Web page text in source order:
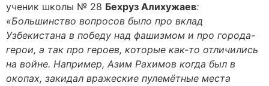
ученик школы № 28 Бехруз Алихужаев:
«Большинство вопросов было про вклад
Узбекистана в победу над фашизмом и про города-
герои, а так про героев, которые как-то отличились
на войне. Например, Азим Рахимов когда был в
окопах, закидал вражеские пулемётные места